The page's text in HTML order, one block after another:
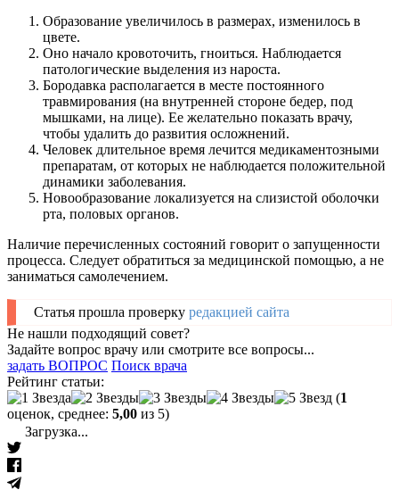
Образование увеличилось в размерах, изменилось в
цвете.
Оно начало кровоточить, гноиться. Наблюдается
патологические выделения из нароста.
Бородавка располагается в месте постоянного
травмирования (на внутренней стороне бедер, под
мышками, на лице). Ее желательно показать врачу,
чтобы удалить до развития осложнений.
Человек длительное время лечится медикаментозными
препаратам, от которых не наблюдается положительной
динамики заболевания.
Новообразование локализуется на слизистой оболочки
рта, половых органов.
Наличие перечисленных состояний говорит о запущенности
процесса. Следует обратиться за медицинской помощью, а не
заниматься самолечением.
Статья прошла проверку редакцией сайта
Не нашли подходящий совет?
Задайте вопрос врачу или смотрите все вопросы...
задать ВОПРОС Поиск врача
Рейтинг статьи:
(1
оценок, среднее: 5,00 из 5)
Загрузка...